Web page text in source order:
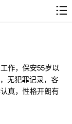
作，保安55岁以
无犯罪记录，客
真，性格开朗有